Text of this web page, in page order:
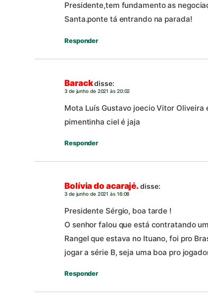
Presidente,tem fundamento as
Santa.ponte tá entrando na parada!
Responder
Barackdisse:
3 de junho de 2021 às 20:02
Mota Luís Gustavo joecio Vitor Oliveira
pimentinha ciel é jaja
Responder
Bolívia do acarajé.disse:
3 de junho de 2021 às 16:08
Presidente Sérgio, boa tarde !
O senhor falou que está contratando
Rangel que estava no Ituano, foi pro
jogar a série B, seja uma boa pro
Responder